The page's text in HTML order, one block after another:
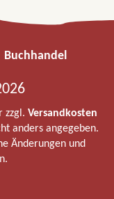
Buchhandel
zzgl. Versandkosten
anders angegeben.
Änderungen und